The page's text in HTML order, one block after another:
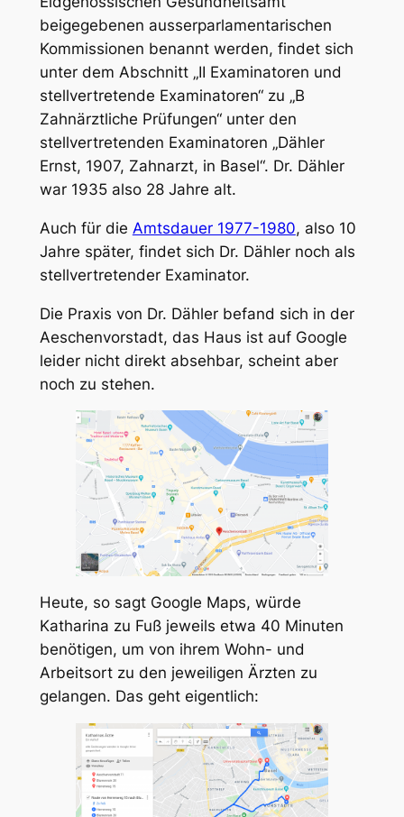
beigegebenen ausserparlamentarischen
Kommissionen benannt werden, findet sich
unter dem Abschnitt „II Examinatoren und
stellvertretende Examinatoren“ zu „B
Zahnärztliche Prüfungen“ unter den
stellvertretenden Examinatoren „Dähler
Ernst, 1907, Zahnarzt, in Basel“. Dr. Dähler
war 1935 also 28 Jahre alt.
Auch für die Amtsdauer 1977-1980, also 10
Jahre später, findet sich Dr. Dähler noch als
stellvertretender Examinator.
Die Praxis von Dr. Dähler befand sich in der
Aeschenvorstadt, das Haus ist auf Google
leider nicht direkt absehbar, scheint aber
noch zu stehen.
Heute, so sagt Google Maps, würde
Katharina zu Fuß jeweils etwa 40 Minuten
benötigen, um von ihrem Wohn- und
Arbeitsort zu den jeweiligen Ärzten zu
gelangen. Das geht eigentlich: